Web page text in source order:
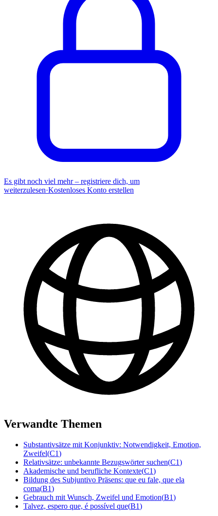
Es gibt noch viel mehr – registriere dich, um
weiterzulesen·Kostenloses Konto erstellen
Verwandte Themen
Substantivsätze mit Konjunktiv: Notwendigkeit, Emotion,
Zweifel(C1)
Relativsätze: unbekannte Bezugswörter suchen(C1)
Akademische und berufliche Kontexte(C1)
Bildung des Subjuntivo Präsens: que eu fale, que ela
coma(B1)
Gebrauch mit Wunsch, Zweifel und Emotion(B1)
Talvez, espero que, é possível que(B1)